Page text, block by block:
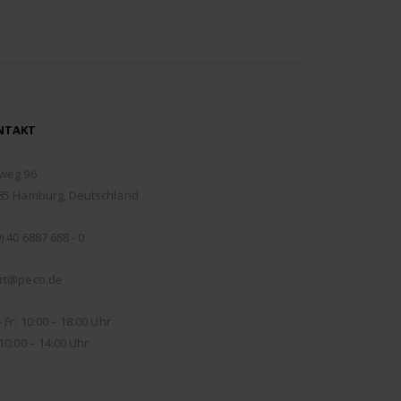
96
Hamburg, Deutschland
40 6887 688 - 0
Fr: 10:00 – 18:00 Uhr
– 14:00 Uhr